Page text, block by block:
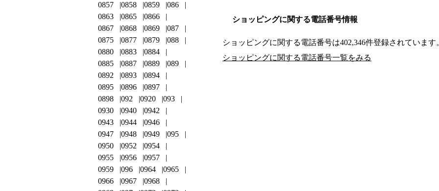
ショッピングに関する電話番号情報
ショッピングに関する電話番号は402,346件登録されています
ショッピングに関する電話番号一覧をみる
0857
0858 0859
086
0863
0865
0866
0867
0868 0869
087
0875
0877 0879
088
0880
0883
0884
0885
0887 0889
089
0892
0893
0894
0895
0896
0897
0898
092 0920
093
0930
0940
0942
0943
0944
0946
0947
0948 0949
095
0950
0952
0954
0955
0956
0957
0959
096 0964
0965
0966
0967
0968